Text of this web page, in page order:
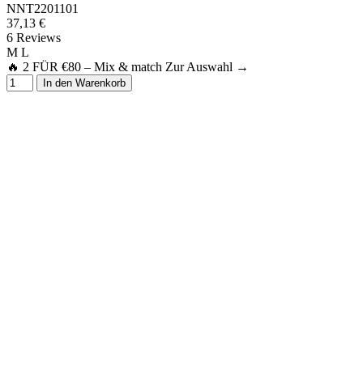
NNT2201101
37,13 €
6 Reviews
M L
🔥 2 FÜR €80 – Mix & match Zur Auswahl →
In den Warenkorb